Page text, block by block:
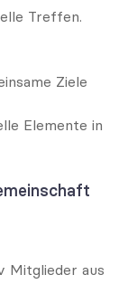
Treffen.
Ziele
Elemente in
Mitglieder aus